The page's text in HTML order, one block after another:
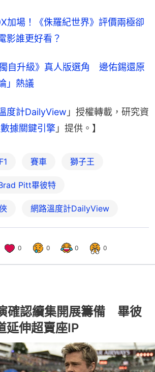
加場！《侏羅紀世界》評價兩極卻
影誰更好看？
自升級》真人版選角　邊佑錫還原
」熱議
度計DailyView 」授權轉載，研究資
據關鍵引擎 」提供。】
賽車 獅子王
Pitt畢彼特
網路溫度計DailyView
0 0 0 0
確認續集開展籌備 畢彼
延伸超賣座IP